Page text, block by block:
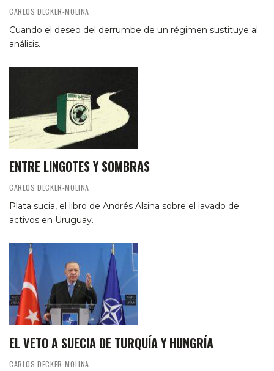
CARLOS DECKER-MOLINA
Cuando el deseo del derrumbe de un régimen sustituye al
análisis.
ENTRE LINGOTES Y SOMBRAS
CARLOS DECKER-MOLINA
Plata sucia, el libro de Andrés Alsina sobre el lavado de
activos en Uruguay.
EL VETO A SUECIA DE TURQUÍA Y HUNGRÍA
CARLOS DECKER-MOLINA